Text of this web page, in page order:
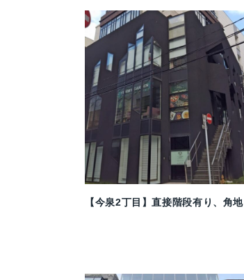
【今泉2丁目】直接階段有り、角地